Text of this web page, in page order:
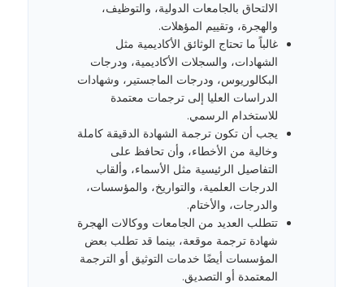
الالتحاق بالجامعات الدولية، والتوظيف،
والهجرة، وتقييم المؤهلات.
غالباً ما تحتاج الوثائق الأكاديمية مثل
الشهادات، والسجلات الأكاديمية، ودرجات
البكالوريوس، ودرجات الماجستير، وشهادات
الدراسات العليا إلى ترجمات معتمدة
للاستخدام الرسمي.
يجب أن تكون ترجمة الشهادة الدقيقة كاملة
وخالية من الأخطاء، وأن تحافظ على
التفاصيل الرئيسية مثل الأسماء، وألقاب
الدرجات العلمية، والتواريخ، والمؤسسات،
والدرجات، والأختام.
تتطلب العديد من الجامعات ووكالات الهجرة
شهادة ترجمة موقعة، بينما قد تطلب بعض
المؤسسات أيضًا خدمات التوثيق أو الترجمة
المعتمدة أو التصديق.